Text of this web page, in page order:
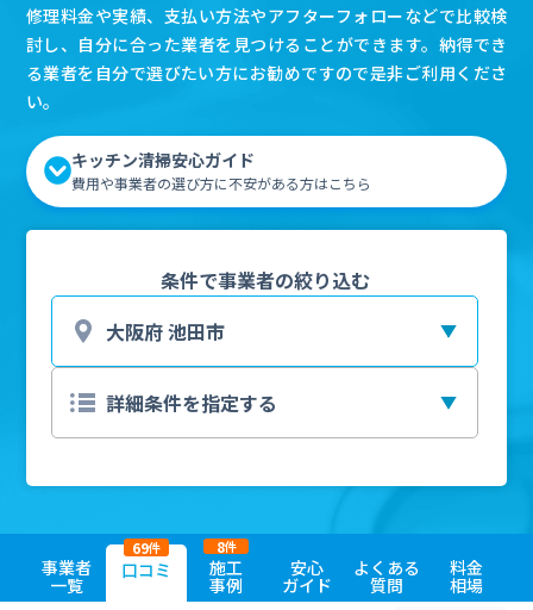
修理料金や実績、支払い方法やアフターフォローなどで比較検
討し、自分に合った業者を見つけることができます。納得でき
る業者を自分で選びたい方にお勧めですので是非ご利用くださ
い。
キッチン清掃安心ガイド
費用や事業者の選び方に不安がある方はこちら
条件で事業者の絞り込む
事業者
一覧
口コミ
69件
施工
事例
8件
安心
ガイド
よくある
質問
料金
相場